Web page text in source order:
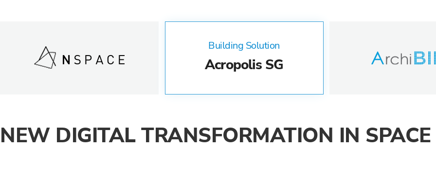
Building Solution
Acropolis SG
NEW DIGITAL TRANSFORMATION IN SPACE